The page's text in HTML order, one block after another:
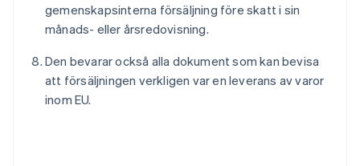
gemenskapsinterna försäljning före skatt i sin
månads- eller årsredovisning.
Den bevarar också alla dokument som kan bevisa
att försäljningen verkligen var en leverans av varor
inom EU.